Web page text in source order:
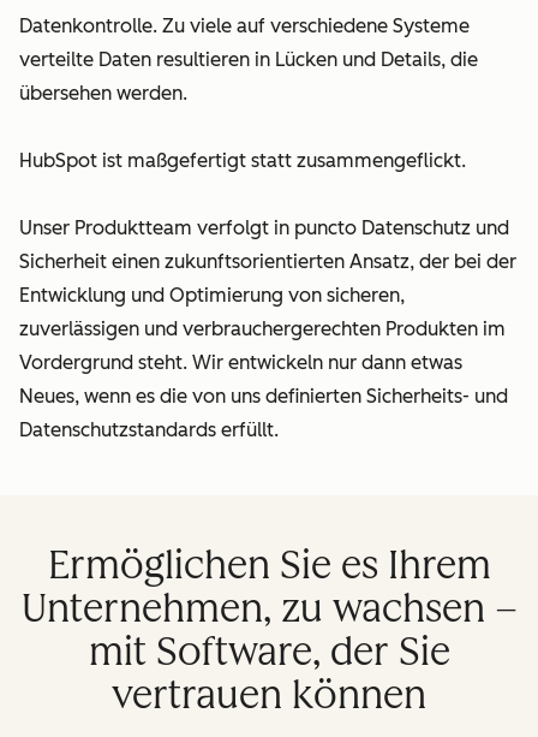
Datenkontrolle. Zu viele auf verschiedene Systeme
verteilte Daten resultieren in Lücken und Details, die
übersehen werden.
HubSpot ist maßgefertigt statt zusammengeflickt.
Unser Produktteam verfolgt in puncto Datenschutz und
Sicherheit einen zukunftsorientierten Ansatz, der bei der
Entwicklung und Optimierung von sicheren,
zuverlässigen und verbrauchergerechten Produkten im
Vordergrund steht. Wir entwickeln nur dann etwas
Neues, wenn es die von uns definierten Sicherheits- und
Datenschutzstandards erfüllt.
Ermöglichen Sie es Ihrem
Unternehmen, zu wachsen –
mit Software, der Sie
vertrauen können